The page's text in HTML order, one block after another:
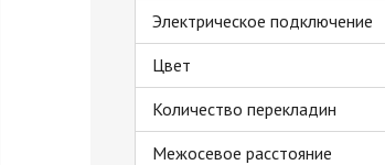
Электрическое подключение
Цвет
Количество перекладин
Межосевое расстояние